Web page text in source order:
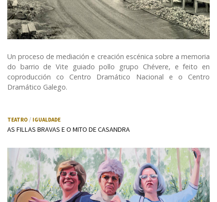
Un proceso de mediación e creación escénica sobre a memoria
do barrio de Vite guiado pollo grupo Chévere, e feito en
coproducción co Centro Dramático Nacional e o Centro
Dramático Galego.
TEATRO IGUALDADE
AS FILLAS BRAVAS E O MITO DE CASANDRA